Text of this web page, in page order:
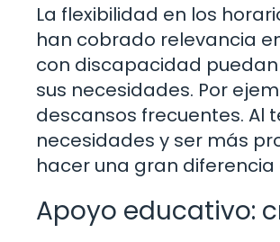
La flexibilidad en los
han cobrado relevancia
con discapacidad
sus necesidades. Por
descansos frecuentes. Al
necesidades y ser más
hacer una gran
Apoyo educativo: